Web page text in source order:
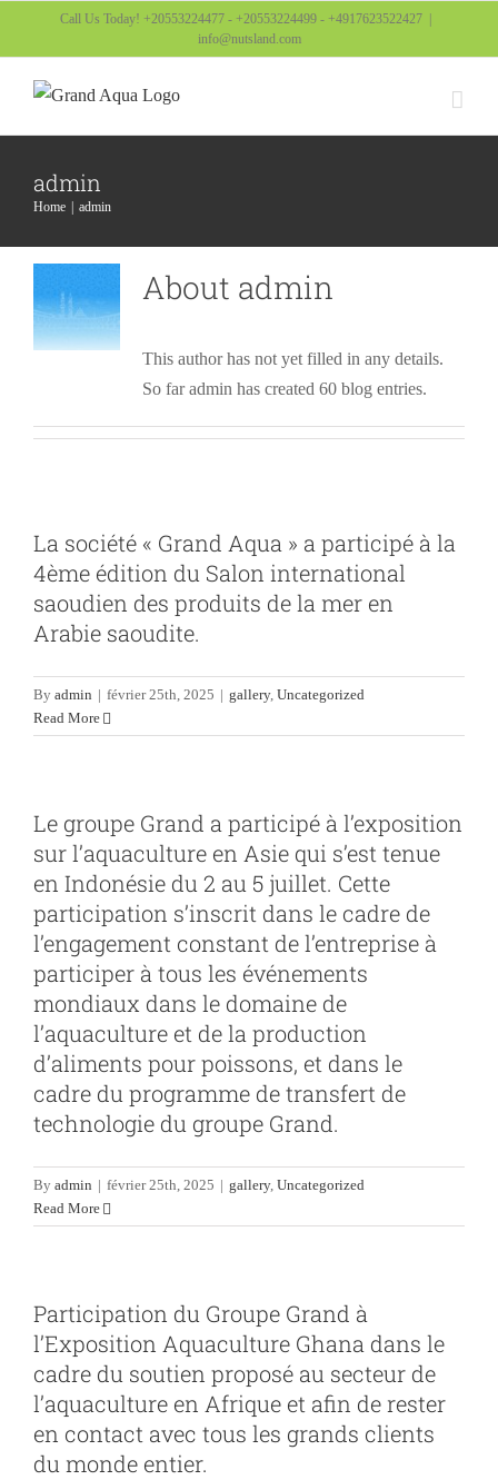
Call Us Today! +20553224477 - +20553224499 - +4917623522427
info@nutsland.com
admin
Home admin
About admin
This author has not yet filled in any details.
So far admin has created 60 blog entries.
La société « Grand Aqua » a participé à la
4ème édition du Salon international
saoudien des produits de la mer en
Arabie saoudite.
By admin | février 25th, 2025 | gallery, Uncategorized
Read More
Le groupe Grand a participé à l’exposition
sur l’aquaculture en Asie qui s’est tenue
en Indonésie du 2 au 5 juillet. Cette
participation s’inscrit dans le cadre de
l’engagement constant de l’entreprise à
participer à tous les événements
mondiaux dans le domaine de
l’aquaculture et de la production
d’aliments pour poissons, et dans le
cadre du programme de transfert de
technologie du groupe Grand.
By admin | février 25th, 2025 | gallery, Uncategorized
Read More
Participation du Groupe Grand à
l’Exposition Aquaculture Ghana dans le
cadre du soutien proposé au secteur de
l’aquaculture en Afrique et afin de rester
en contact avec tous les grands clients
du monde entier.